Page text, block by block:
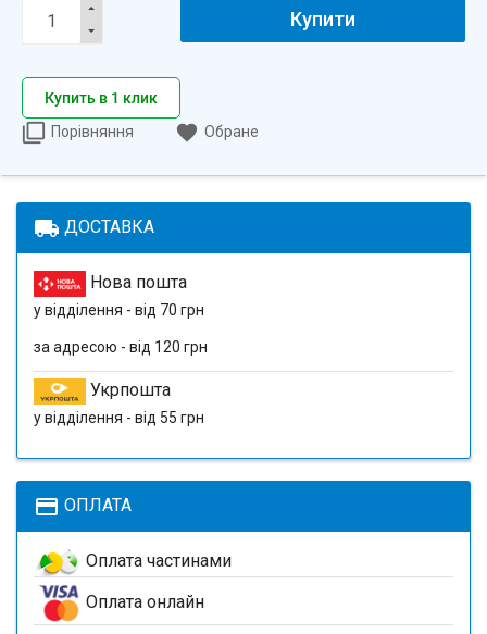
Купити
Купить в 1 клик
Порівняння
Обране
local_shipping ДОСТАВКА
Нова пошта
у відділення - від 70 грн
за адресою - від 120 грн
Укрпошта
у відділення - від 55 грн
payment ОПЛАТА
Оплата частинами
Оплата онлайн